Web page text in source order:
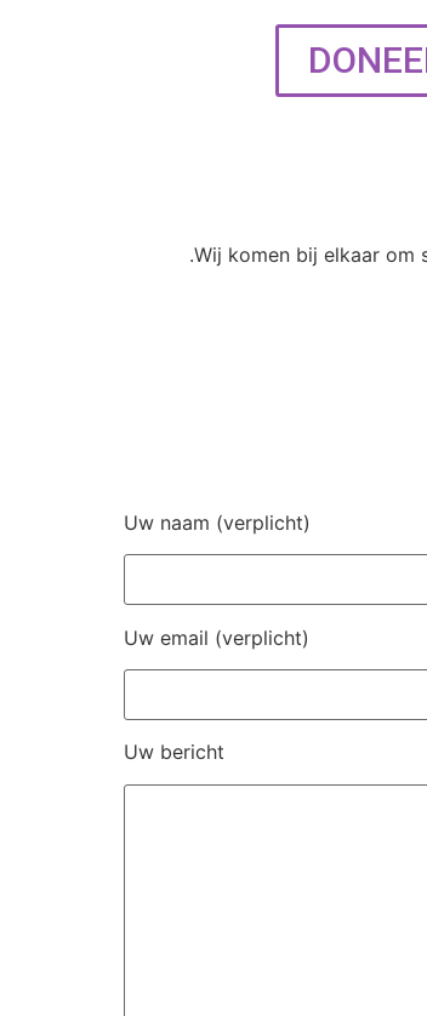
Wij komen bij elkaar om
Uw naam (verplicht)
Uw email (verplicht)
Uw bericht